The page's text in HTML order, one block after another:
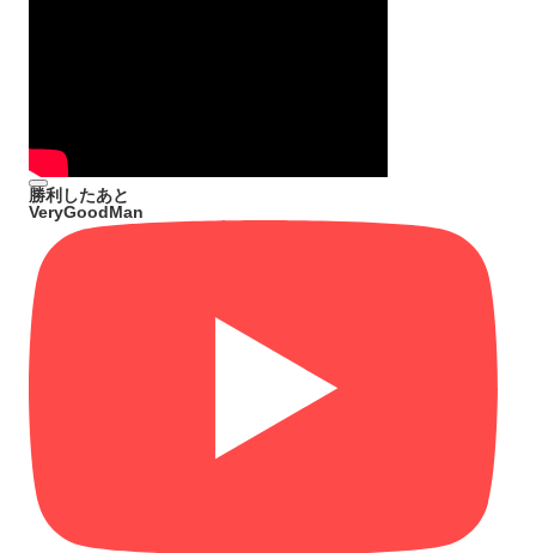
勝利したあと
VeryGoodMan